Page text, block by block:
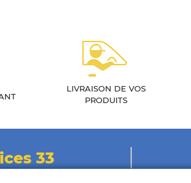
LIVRAISON DE VOS
PRODUITS
33